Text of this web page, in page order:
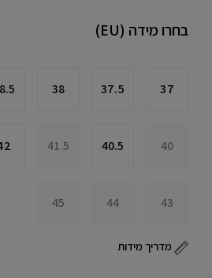
בחרו מידה (EU)
37
37.5
38
40
40.5
41.5
43
44
45
מדריך מידות